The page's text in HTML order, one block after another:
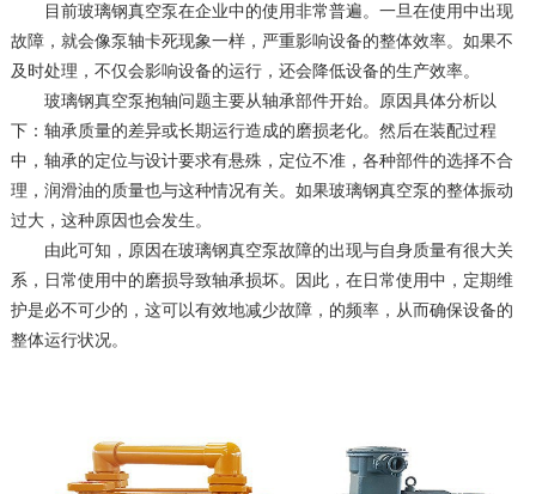
目前玻璃钢真空泵在企业中的使用非常普遍。一旦在使用中出现
故障，就会像泵轴卡死现象一样，严重影响设备的整体效率。如果不
及时处理，不仅会影响设备的运行，还会降低设备的生产效率。
玻璃钢真空泵抱轴问题主要从轴承部件开始。原因具体分析以
下：轴承质量的差异或长期运行造成的磨损老化。然后在装配过程
中，轴承的定位与设计要求有悬殊，定位不准，各种部件的选择不合
理，润滑油的质量也与这种情况有关。如果玻璃钢真空泵的整体振动
过大，这种原因也会发生。
由此可知，原因在玻璃钢真空泵故障的出现与自身质量有很大关
系，日常使用中的磨损导致轴承损坏。因此，在日常使用中，定期维
护是必不可少的，这可以有效地减少故障，的频率，从而确保设备的
整体运行状况。